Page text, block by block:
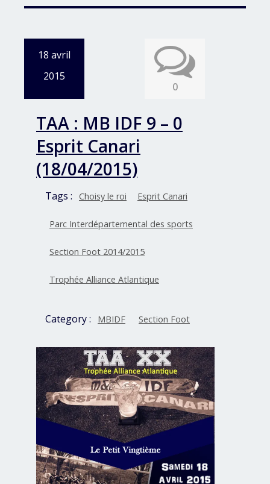
18 avril
2015
0
TAA : MB IDF 9 – 0
Esprit Canari
(18/04/2015)
Tags : Choisy le roi Esprit Canari
Parc Interdépartemental des sports
Section Foot 2014/2015
Trophée Alliance Atlantique
Category : MBIDF Section Foot